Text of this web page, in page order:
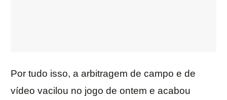
Por tudo isso, a arbitragem de campo e de
vídeo vacilou no jogo de ontem e acabou